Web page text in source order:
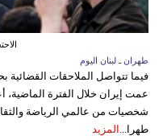
طهران ـ لبنان اليوم
فيما تتواصل الملاحقات القضائية
عمت إيران خلال الفترة الماضية،
شخصيات من عالمي الرياضة
طهرا... المزيد